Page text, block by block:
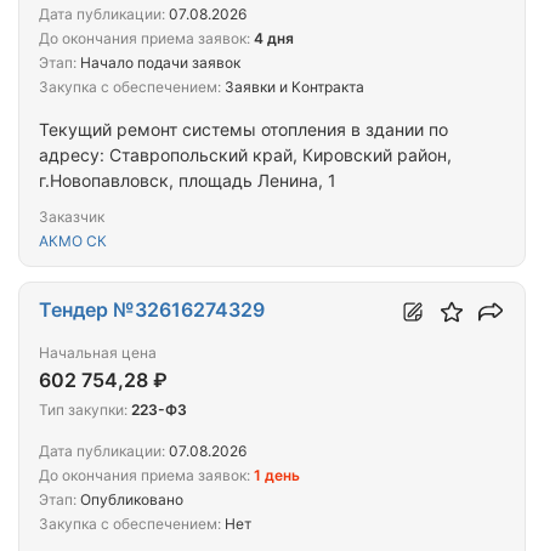
Текущий ремонт системы отопления в здании по
адресу: Ставропольский край, Кировский район,
г.Новопавловск, площадь Ленина, 1
Заказчик
АКМО СК
Дата публикации: 07.08.2026
До окончания приема заявок: 4 дня
Этап: Начало подачи заявок
Закупка с обеспечением: Заявки и Контракта
Тендер №32616274329
Начальная цена
602 754,28 ₽
Тип закупки: 223-ФЗ
Дата публикации: 07.08.2026
До окончания приема заявок: 1 день
Этап: Опубликовано
Закупка с обеспечением: Нет